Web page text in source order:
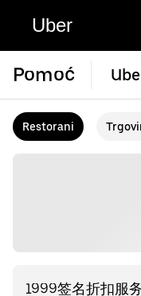
Uber
Pomoć
Restorani